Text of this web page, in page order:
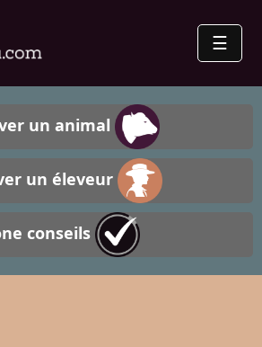
☰
un animal
un éleveur
conseils